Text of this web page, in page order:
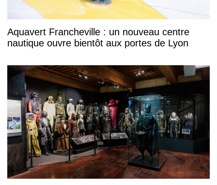
Aquavert Francheville : un nouveau centre
nautique ouvre bientôt aux portes de Lyon